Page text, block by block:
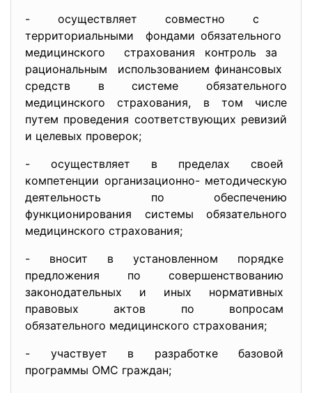
- осуществляет совместно с
территориальными фондами обязательного
медицинского страхования контроль за
рациональным использованием финансовых
средств в системе обязательного
медицинского страхования, в том числе
путем проведения соответствующих ревизий
и целевых проверок;
- осуществляет в пределах своей
компетенции организационно- методическую
деятельность по обеспечению
функционирования системы обязательного
медицинского страхования;
- вносит в установленном порядке
предложения по совершенствованию
законодательных и иных нормативных
правовых актов по вопросам
обязательного медицинского страхования;
- участвует в разработке базовой
программы ОМС граждан;